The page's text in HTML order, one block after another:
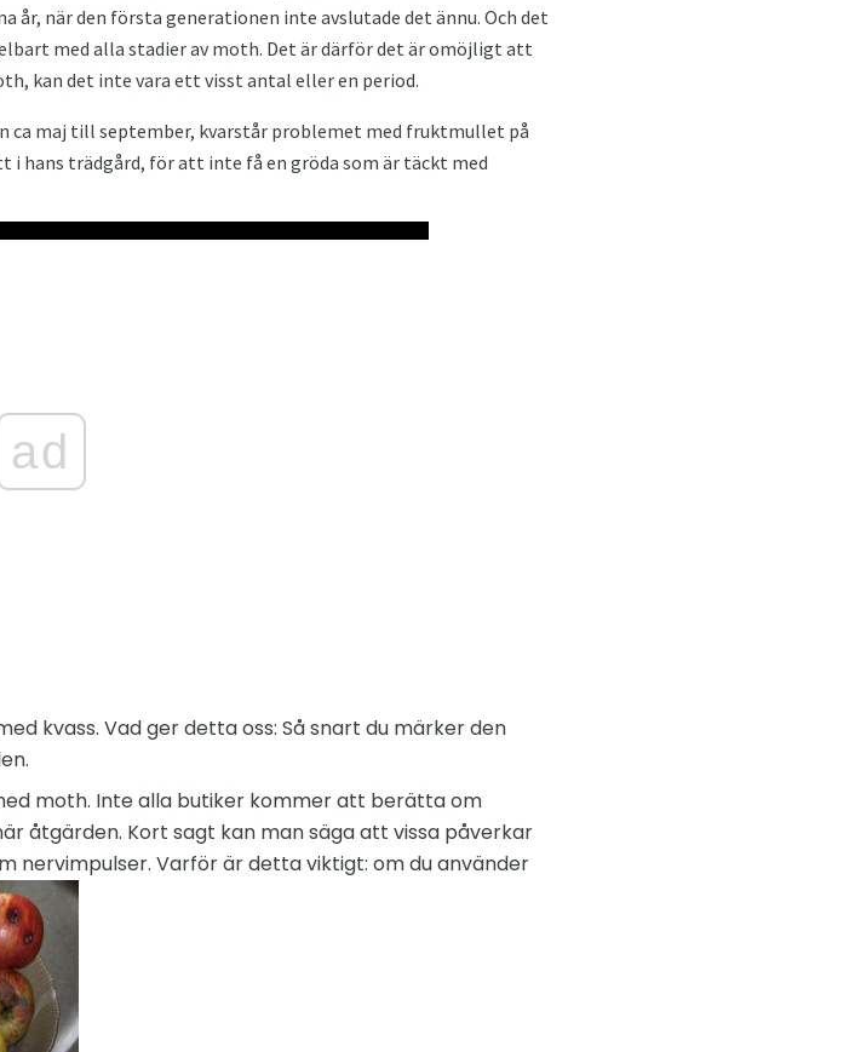
när den första generationen inte avslutade det ännu. Och det
med alla stadier av moth. Det är därför det är omöjligt att
kan det inte vara ett visst antal eller en period.
ca maj till september, kvarstår problemet med fruktmullet på
i hans trädgård, för att inte få en gröda som är täckt med
ad
kvass. Vad ger detta oss: Så snart du märker den
moth. Inte alla butiker kommer att berätta om
åtgärden. Kort sagt kan man säga att vissa påverkar
nervimpulser. Varför är detta viktigt: om du använder